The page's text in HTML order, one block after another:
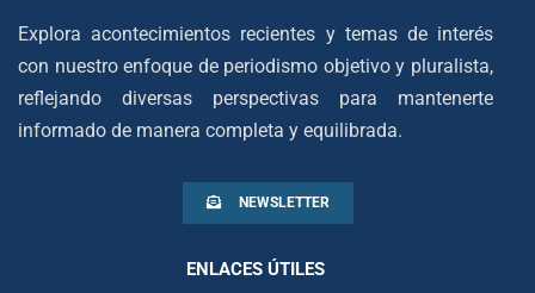
Explora acontecimientos recientes y temas de interés
con nuestro enfoque de periodismo objetivo y pluralista,
reflejando diversas perspectivas para mantenerte
informado de manera completa y equilibrada.
NEWSLETTER
ENLACES ÚTILES